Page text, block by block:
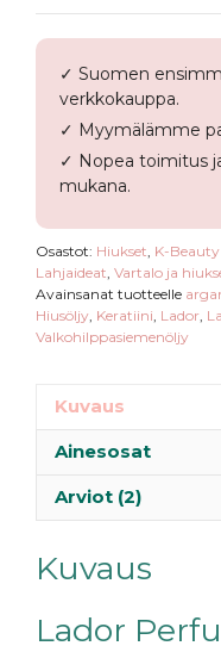
✓ Suomen
verkkokauppa.
✓ Myymälämme
✓ Nopea toimitus
mukana.
Osastot: Hiukset K-
Lahjaideat Vartalo ja
Avainsanat tuotteelle
Hiusöljy Keratiini Lador
Valkohilppasiemenöljy
Kuvaus
Ainesosat
Arviot (2)
Kuvaus
Lador